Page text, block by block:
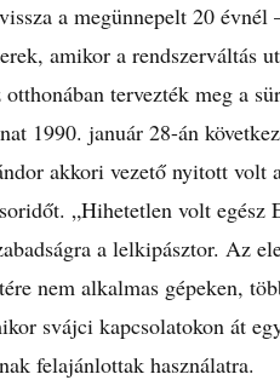
a megünnepelt 20
amikor a rendszerváltás
tervezték meg a
1990. január 28-án
akkori vezető nyitott volt
„Hihetetlen volt egész
a lelkipásztor. Az
nem alkalmas gépeken,
svájci kapcsolatokon át
felajánlottak használatra.